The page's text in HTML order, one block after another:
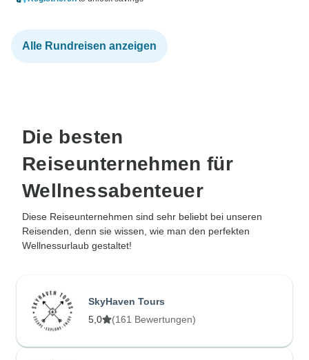
Alle Rundreisen anzeigen
Die besten
Reiseunternehmen für
Wellnessabenteuer
Diese Reiseunternehmen sind sehr beliebt bei unseren
Reisenden, denn sie wissen, wie man den perfekten
Wellnessurlaub gestaltet!
SkyHaven Tours
5,0
(161 Bewertungen)